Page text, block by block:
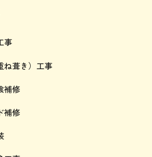
事
葺き）工事
補修
修